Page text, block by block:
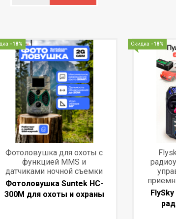
-18%
Фотоловушка для охоты с
функцией MMS и
датчиками ночной съемки
Фотоловушка Suntek HC-
300M для охоты и охраны
Скидка -18%
FlySky